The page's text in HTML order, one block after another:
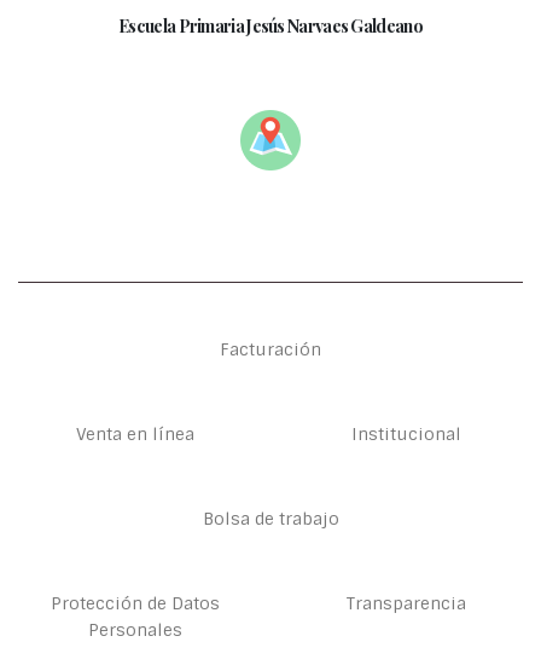
Escuela Primaria Jesús Narvaes Galdeano
Facturación
Venta en línea Institucional
Bolsa de trabajo
Protección de Datos
Personales
Transparencia